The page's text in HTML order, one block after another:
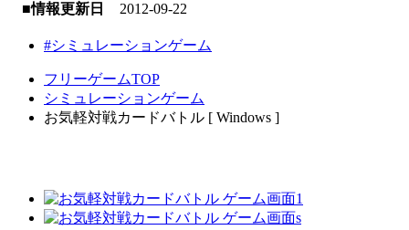
■情報更新日 2012-09-22
#シミュレーションゲーム
フリーゲームTOP
シミュレーションゲーム
お気軽対戦カードバトル [ Windows ]